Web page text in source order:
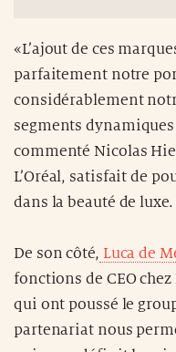
«L’ajout de ces
parfaitement notre
considérablement
segments
commenté Nicolas
L’Oréal, satisfait de
dans la beauté de luxe.
De son côté, Luca de
fonctions de CEO
qui ont poussé le
partenariat nous